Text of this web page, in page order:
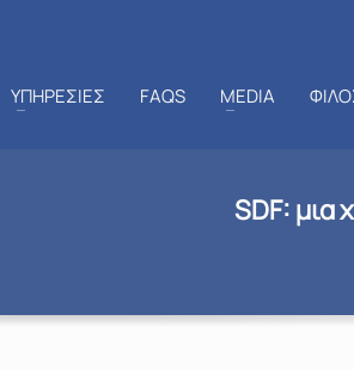
ΥΠΗΡΕΣΙΕΣ FAQS MEDIA
SDF: μια